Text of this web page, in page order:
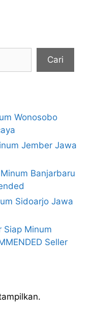
Cari
Wonosobo
Jember Jawa
Banjarbaru
Sidoarjo Jawa
Siap Minum
Seller